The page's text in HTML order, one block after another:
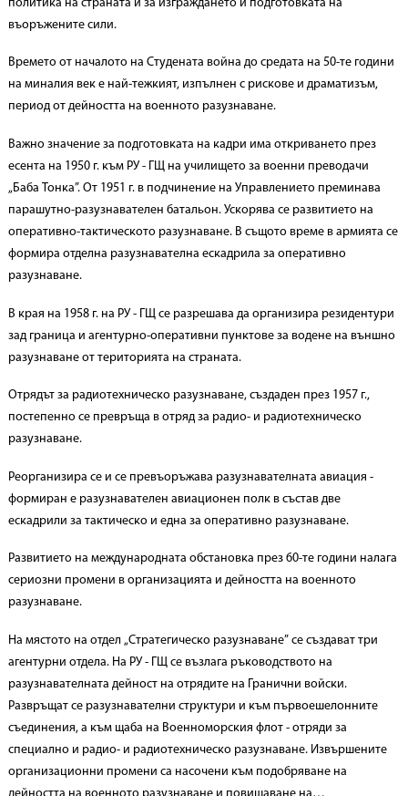
политика на страната и за изграждането и подготовката на
въоръжените сили.
Времето от началото на Студената война до средата на 50-те години
на миналия век е най-тежкият, изпълнен с рискове и драматизъм,
период от дейността на военното разузнаване.
Важно значение за подготовката на кадри има откриването през
есента на 1950 г. към РУ - ГЩ на училището за военни преводачи
„Баба Тонка”. От 1951 г. в подчинение на Управлението преминава
парашутно-разузнавателен батальон. Ускорява се развитието на
оперативно-тактическото разузнаване. В същото време в армията се
формира отделна разузнавателна ескадрила за оперативно
разузнаване.
В края на 1958 г. на РУ - ГЩ се разрешава да организира резидентури
зад граница и агентурно-оперативни пунктове за водене на външно
разузнаване от територията на страната.
Отрядът за радиотехническо разузнаване, създаден през 1957 г.,
постепенно се превръща в отряд за радио- и радиотехническо
разузнаване.
Реорганизира се и се превъоръжава разузнавателната авиация -
формиран е разузнавателен авиационен полк в състав две
ескадрили за тактическо и една за оперативно разузнаване.
Развитието на международната обстановка през 60-те години налага
сериозни промени в организацията и дейността на военното
разузнаване.
На мястото на отдел „Стратегическо разузнаване” се създават три
агентурни отдела. На РУ - ГЩ се възлага ръководството на
разузнавателната дейност на отрядите на Гранични войски.
Развръщат се разузнавателни структури и към първоешелонните
съединения, а към щаба на Военноморския флот - отряди за
специално и радио- и радиотехническо разузнаване. Извършените
организационни промени са насочени към подобряване на